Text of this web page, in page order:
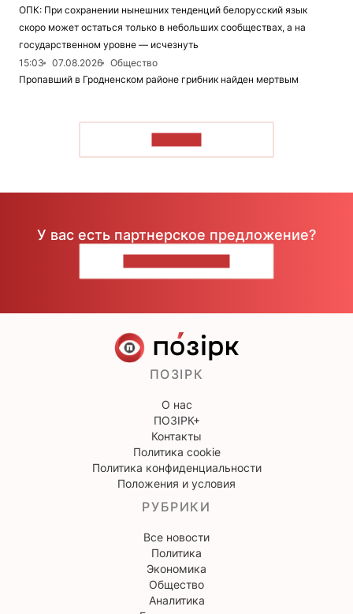
ОПК: При сохранении нынешних тенденций белорусский язык
скоро может остаться только в небольших сообществах, а на
государственном уровне — исчезнуть
15:03
07.08.2026
Общество
Пропавший в Гродненском районе грибник найден мертвым
У вас есть партнерское предложение?
ПОЗІРК
О нас
ПОЗІРК+
Контакты
Политика cookie
Политика конфиденциальности
Положения и условия
РУБРИКИ
Все новости
Политика
Экономика
Общество
Аналитика